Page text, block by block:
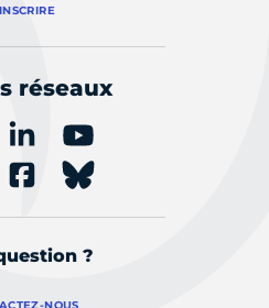
réseaux
?